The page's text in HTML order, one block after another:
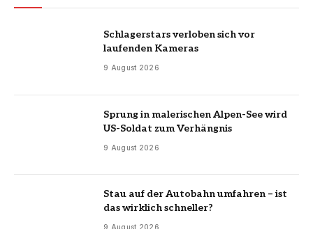
Schlagerstars verloben sich vor
laufenden Kameras
9 August 2026
Sprung in malerischen Alpen-See wird
US-Soldat zum Verhängnis
9 August 2026
Stau auf der Autobahn umfahren – ist
das wirklich schneller?
9 August 2026